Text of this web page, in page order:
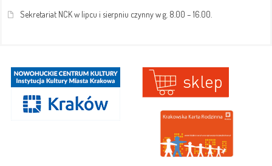
Sekretariat NCK w lipcu i sierpniu czynny w g. 8.00 – 16.00.